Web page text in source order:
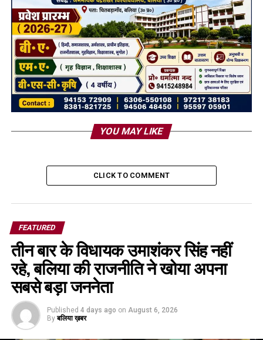
YOU MAY LIKE
CLICK TO COMMENT
FEATURED
तीन बार के विधायक उमाशंकर सिंह नहीं
रहे, बलिया की राजनीति ने खोया अपना
सबसे बड़ा जननेता
Published 4 days ago on August 6, 2026
By बलिया ख़बर